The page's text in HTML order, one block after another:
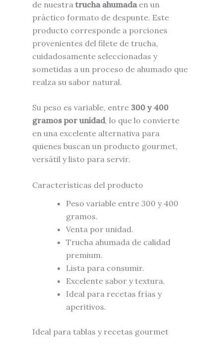
de nuestra trucha ahumadaen un
práctico formato de despunte. Este
producto corresponde a porciones
provenientes del filete de trucha,
cuidadosamente seleccionadas y
sometidas a un proceso de ahumado que
realza su sabor natural.
Su peso es variable, entre 300 y 400
gramos por unidad, lo que lo convierte
en una excelente alternativa para
quienes buscan un producto gourmet,
versátil y listo para servir.
Características del producto
Peso variable entre 300 y 400
gramos.
Venta por unidad.
Trucha ahumada de calidad
premium.
Lista para consumir.
Excelente sabor y textura.
Ideal para recetas frías y
aperitivos.
Ideal para tablas y recetas gourmet